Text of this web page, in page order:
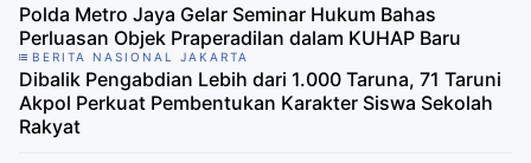
Polda Metro Jaya Gelar Seminar Hukum Bahas
Perluasan Objek Praperadilan dalam KUHAP Baru
BERITA NASIONAL JAKARTA
Dibalik Pengabdian Lebih dari 1.000 Taruna, 71 Taruni
Akpol Perkuat Pembentukan Karakter Siswa Sekolah
Rakyat